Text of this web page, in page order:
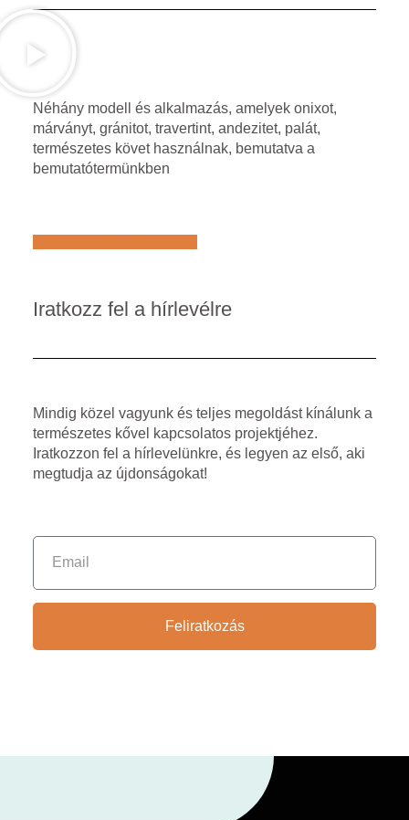
Néhány modell és alkalmazás, amelyek onixot,
márványt, gránitot, travertint, andezitet, palát,
természetes követ használnak, bemutatva a
bemutatótermünkben
Iratkozz fel a hírlevélre
Mindig közel vagyunk és teljes megoldást kínálunk a
természetes kővel kapcsolatos projektjéhez.
Iratkozzon fel a hírlevelünkre, és legyen az első, aki
megtudja az újdonságokat!
Feliratkozás